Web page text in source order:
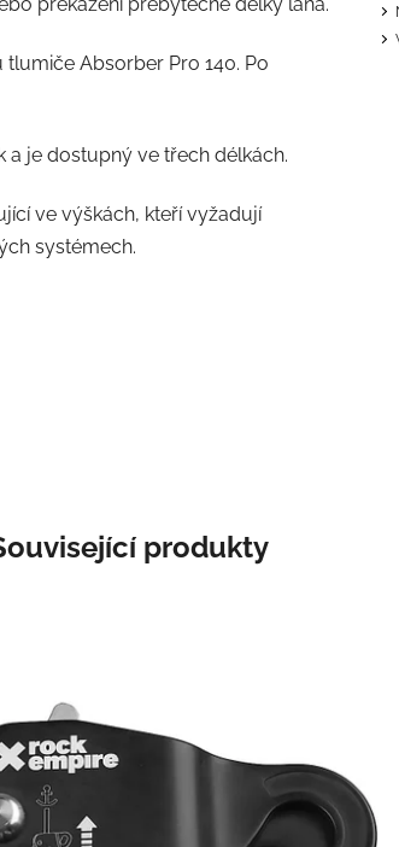
Absorber Pro 140. Po
je dostupný ve třech délkách.
ve výškách, kteří vyžadují
systémech.
produkty